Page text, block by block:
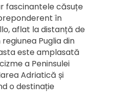
fascinantele căsuțe
în
aflat la distanță de
Puglia din
este amplasată
a Peninsulei
Adriatică și
o destinație